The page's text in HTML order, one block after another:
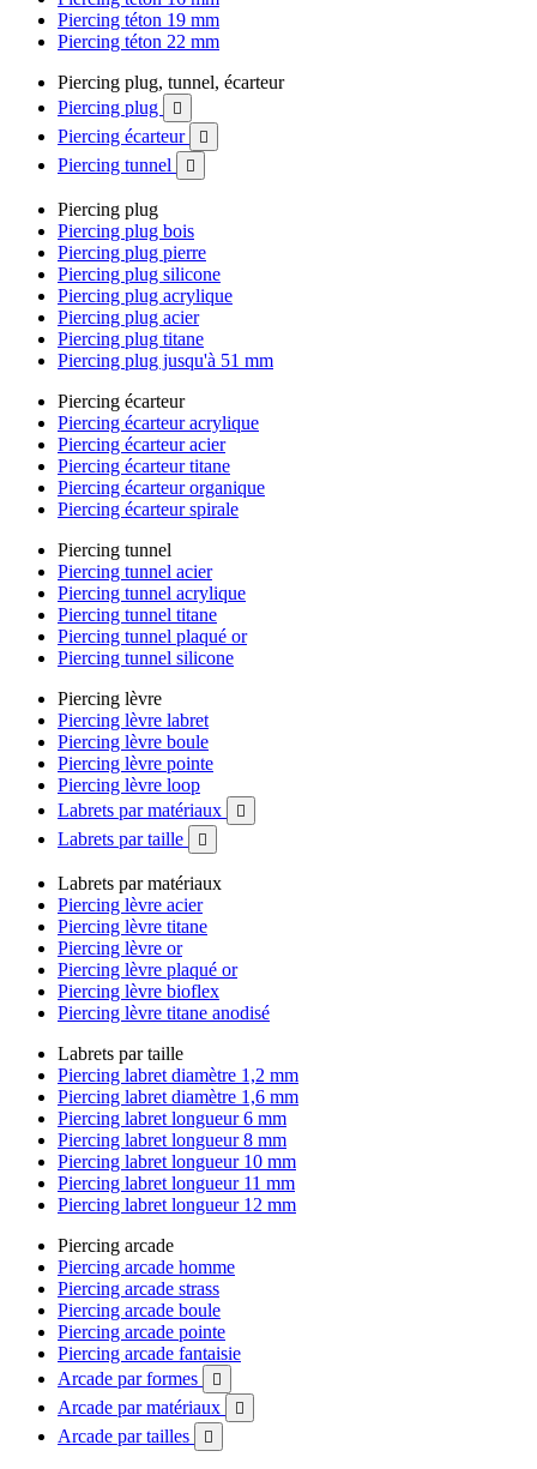
Piercing téton 19 mm
Piercing téton 22 mm
Piercing plug, tunnel, écarteur
Piercing plug

Piercing écarteur 
Piercing tunnel 
Piercing plug
Piercing plug bois
Piercing plug pierre
Piercing plug silicone
Piercing plug acrylique
Piercing plug acier
Piercing plug titane
Piercing plug jusqu'à 51 mm
Piercing écarteur
Piercing écarteur acrylique
Piercing écarteur acier
Piercing écarteur titane
Piercing écarteur organique
Piercing écarteur spirale
Piercing tunnel
Piercing tunnel acier
Piercing tunnel acrylique
Piercing tunnel titane
Piercing tunnel plaqué or
Piercing tunnel silicone
Piercing lèvre
Piercing lèvre labret
Piercing lèvre boule
Piercing lèvre pointe
Piercing lèvre loop
Labrets par matériaux

Labrets par taille 
Labrets par matériaux
Piercing lèvre acier
Piercing lèvre titane
Piercing lèvre or
Piercing lèvre plaqué or
Piercing lèvre bioflex
Piercing lèvre titane anodisé
Labrets par taille
Piercing labret diamètre 1,2 mm
Piercing labret diamètre 1,6 mm
Piercing labret longueur 6 mm
Piercing labret longueur 8 mm
Piercing labret longueur 10 mm
Piercing labret longueur 11 mm
Piercing labret longueur 12 mm
Piercing arcade
Piercing arcade homme
Piercing arcade strass
Piercing arcade boule
Piercing arcade pointe
Piercing arcade fantaisie
Arcade par formes

Arcade par matériaux 
Arcade par tailles 